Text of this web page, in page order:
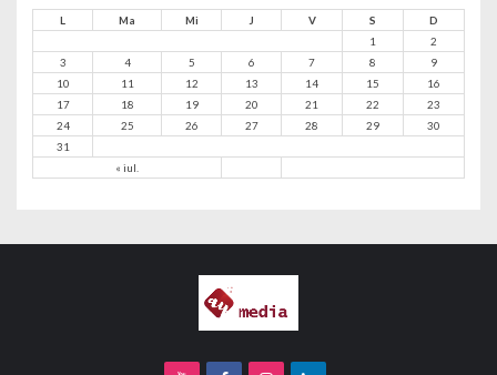
L Ma Mi J V S D
« iul.
1
2
3
4 5 6 7 8
9
10
11 12 13 14 15
16
17
18 19 20 21 22
23
24
25 26 27 28 29
30
31